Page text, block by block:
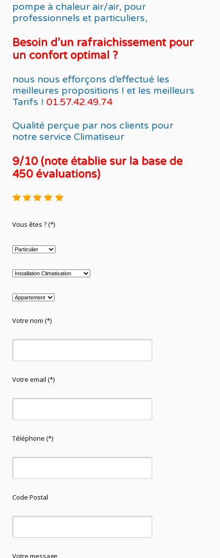
pompe à chaleur air/air, pour
professionnels et particuliers,
Besoin d’un rafraichissement pour
un confort optimal ?
nous nous efforçons d’effectué les
meilleures propositions ! et les meilleurs
Tarifs ! 01.57.42.49.74
Qualité perçue par nos clients pour
notre service Climatiseur
9/10 (note établie sur la base de
450 évaluations)
Vous êtes ? (*)
Votre nom (*)
Votre email (*)
Téléphone (*)
Code Postal
Votre message